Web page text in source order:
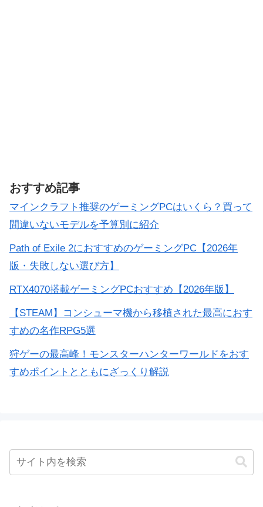
おすすめ記事
マインクラフト推奨のゲーミングPCはいくら？買って
間違いないモデルを予算別に紹介
Path of Exile 2におすすめのゲーミングPC【2026年
版・失敗しない選び方】
RTX4070搭載ゲーミングPCおすすめ【2026年版】
【STEAM】コンシューマ機から移植された最高におす
すめの名作RPG5選
狩ゲーの最高峰！モンスターハンターワールドをおす
すめポイントとともにざっくり解説